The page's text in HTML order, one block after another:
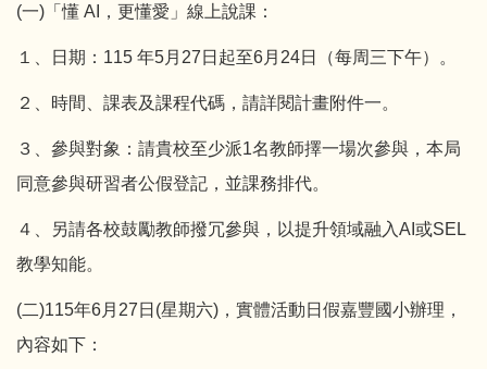
(一)「懂 AI，更懂愛」線上說課：
１、日期：115 年5月27日起至6月24日（每周三下午）。
２、時間、課表及課程代碼，請詳閱計畫附件一。
３、參與對象：請貴校至少派1名教師擇一場次參與，本局
同意參與研習者公假登記，並課務排代。
４、另請各校鼓勵教師撥冗參與，以提升領域融入AI或SEL
教學知能。
(二)115年6月27日(星期六)，實體活動日假嘉豐國小辦理，
內容如下：